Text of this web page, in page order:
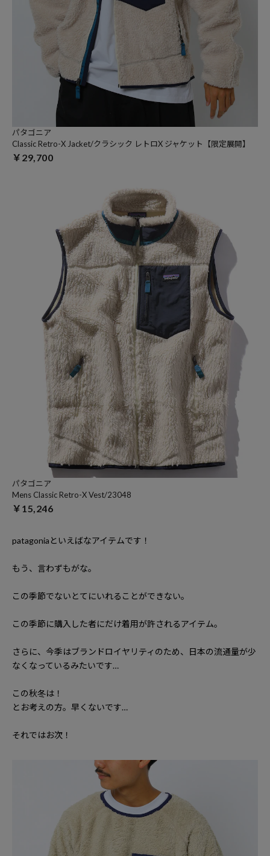
パタゴニア
Classic Retro-X Jacket/クラシック レトロX ジャケット【限定展開】
￥29,700
パタゴニア
Mens Classic Retro-X Vest/23048
￥15,246
patagonia といえばなアイテムです！
もう、言わずもがな。
この季節でないとてにいれることができない。
この季節に購入した者にだけ着用が許されるアイテム。
さらに、今季はブランドロイヤリティのため、日本の流通量が少
なくなっているみたいです…
この秋冬は！
とお考えの方。早くないです…
それではお次！